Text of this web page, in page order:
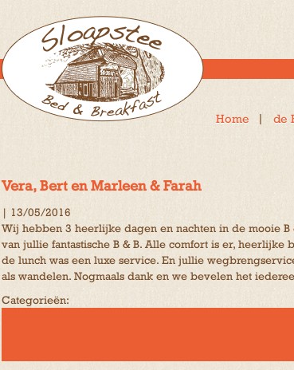
Home de
Vera, Bert en Marleen & Farah
| 13/05/2016
Wij hebben 3 heerlijke dagen en nachten in de mooie
van jullie fantastische B & B. Alle comfort is er,
de lunch was een luxe service. En jullie
als wandelen. Nogmaals dank en we bevelen het
Categorieën: